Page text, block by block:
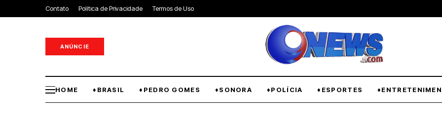
Contato Política de Privacidade Termos de Uso
ANÚNCIE
HOME ♦BRASIL ♦PEDRO GOMES ♦SONORA ♦POLÍCIA ♦ESPORTES